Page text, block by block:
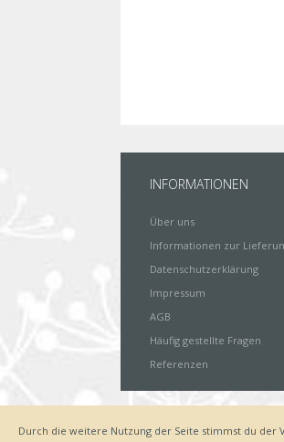
INFORMATIONEN
Über uns
Informationen zur
Datenschutzerklärung
Impressum
AGB
Häufig gestellte Fragen
Referenzen
Durch die weitere Nutzung der Seite stimmst du der